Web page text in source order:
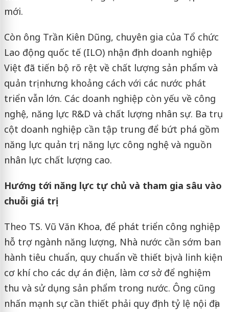
mới.
Còn ông Trần Kiên Dũng, chuyên gia của Tổ chức
Lao động quốc tế (ILO) nhận định doanh nghiệp
Việt đã tiến bộ rõ rệt về chất lượng sản phẩm và
quản trị nhưng khoảng cách với các nước phát
triển vẫn lớn. Các doanh nghiệp còn yếu về công
nghệ, năng lực R&D và chất lượng nhân sự. Ba trụ
cột doanh nghiệp cần tập trung để bứt phá gồm
năng lực quản trị, năng lực công nghệ và nguồn
nhân lực chất lượng cao.
Hướng tới năng lực tự chủ và tham gia sâu vào
chuỗi giá trị
Theo TS. Vũ Văn Khoa, để phát triển công nghiệp
hỗ trợ ngành năng lượng, Nhà nước cần sớm ban
hành tiêu chuẩn, quy chuẩn về thiết bị và linh kiện
cơ khí cho các dự án điện, làm cơ sở để nghiệm
thu và sử dụng sản phẩm trong nước. Ông cũng
nhấn mạnh sự cần thiết phải quy định tỷ lệ nội địa